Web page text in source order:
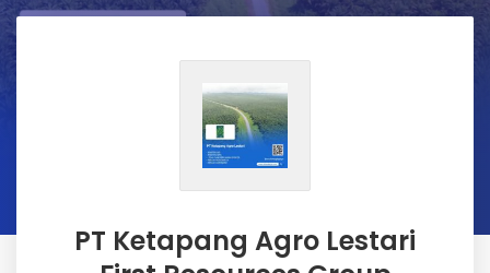
PT Ketapang Agro Lestari